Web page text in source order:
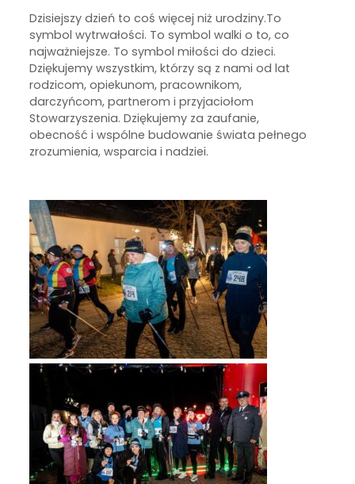
Dzisiejszy dzień to coś więcej niż urodziny.To
symbol wytrwałości. To symbol walki o to, co
najważniejsze. To symbol miłości do dzieci.
Dziękujemy wszystkim, którzy są z nami od lat
rodzicom, opiekunom, pracownikom,
darczyńcom, partnerom i przyjaciołom
Stowarzyszenia. Dziękujemy za zaufanie,
obecność i wspólne budowanie świata pełnego
zrozumienia, wsparcia i nadziei.